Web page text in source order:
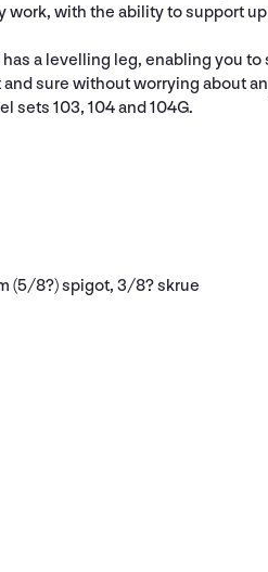
work, with the ability to support
a levelling leg, enabling you
sure without worrying about
sets 103, 104 and 104G.
(5/8?) spigot, 3/8? skrue